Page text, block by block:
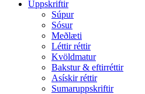
Uppskriftir
Súpur
Sósur
Meðlæti
Léttir réttir
Kvöldmatur
Bakstur & eftirréttir
Asískir réttir
Sumaruppskriftir